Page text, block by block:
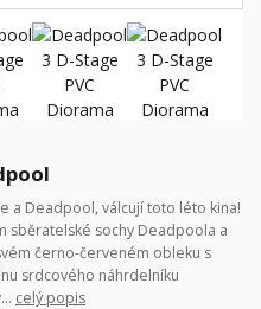
a Deadpool, válcují toto léto kina!
sběratelské sochy Deadpoola a
černo-červeném obleku s
srdcového náhrdelníku
celý popis